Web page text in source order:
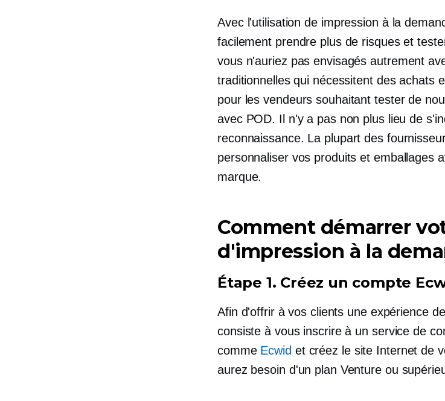
Avec l'utilisation de impression à la
facilement prendre plus de risques et
vous n'auriez pas envisagés autrement
traditionnelles qui nécessitent des achats
pour les vendeurs souhaitant tester de
avec POD. Il n'y a pas non plus lieu de
reconnaissance. La plupart des
personnaliser vos produits et emballages
marque.
Comment démarrer
d'impression à la
Étape 1. Créez un compte
Afin d'offrir à vos clients une expérience
consiste à vous inscrire à un service de
commeEcwid et créez le site Internet de
aurez besoin d'un plan Venture ou